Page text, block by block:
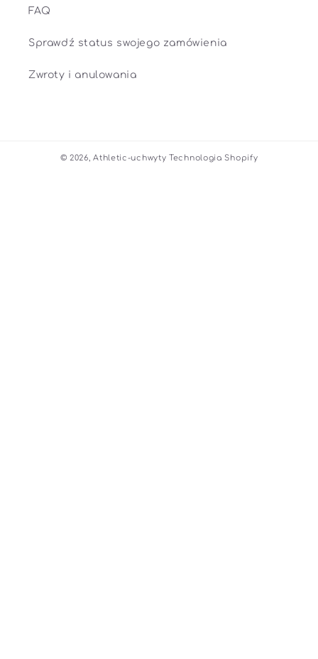
FAQ
Sprawdź status swojego zamówienia
Zwroty i anulowania
© 2026,Athletic-uchwyty Technologia Shopify